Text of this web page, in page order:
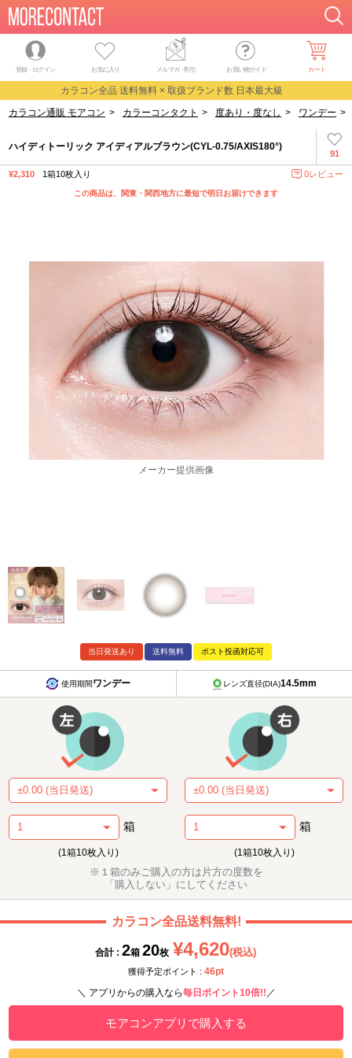
登録・ログイン お気に入り メルマガ・割引 お買い物ガイド カート
カラコン全品 送料無料 × 取扱ブランド数 日本最大級
カラコン通販 モアコン > カラーコンタクト > 度あり・度なし > ワンデー >
91
ハイディトーリック アイディアルブラウン(CYL-0.75/AXIS180°)
¥2,310 1箱10枚入り 0レビュー
この商品は、関東・関西地方に最短で明日お届けできます
当日発送あり 送料無料 ポスト投函対応可
使用期間ワンデー レンズ直径(DIA)14.5mm
箱
(1箱10枚入り)
箱
(1箱10枚入り)
※１箱のみご購入の方は片方の度数を
「購入しない」にしてください
カラコン全品送料無料!
合計 : 2箱 20枚 ¥4,620(税込)
獲得予定ポイント : 46pt
＼ アプリからの購入なら毎日ポイント10倍!! ／
モアコンアプリで購入する